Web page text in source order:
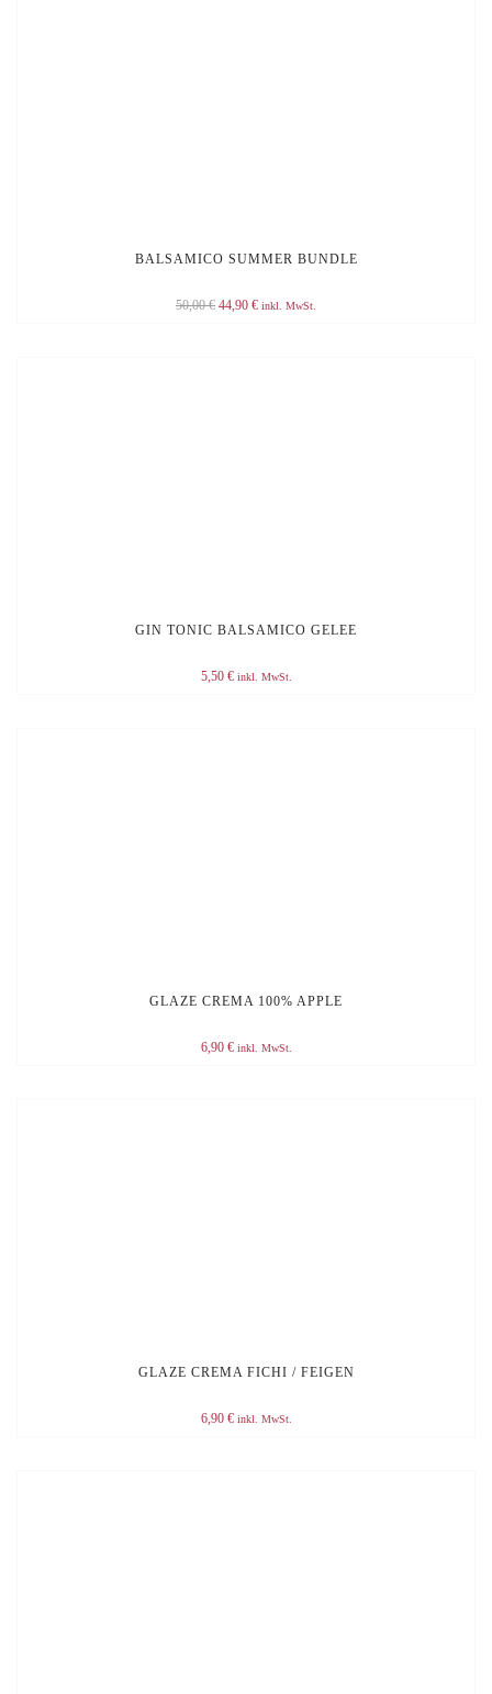
BALSAMICO SUMMER BUNDLE
50,00€ Original
44,90 €Current
inkl. MwSt.
GIN TONIC BALSAMICO GELEE
5,50 € inkl. MwSt.
GLAZE CREMA 100% APPLE
6,90 € inkl. MwSt.
GLAZE CREMA FICHI / FEIGEN
6,90 € inkl. MwSt.